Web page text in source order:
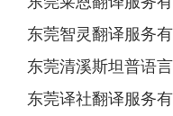
东莞智灵翻译服务
东莞清溪斯坦普语
东莞译社翻译服务